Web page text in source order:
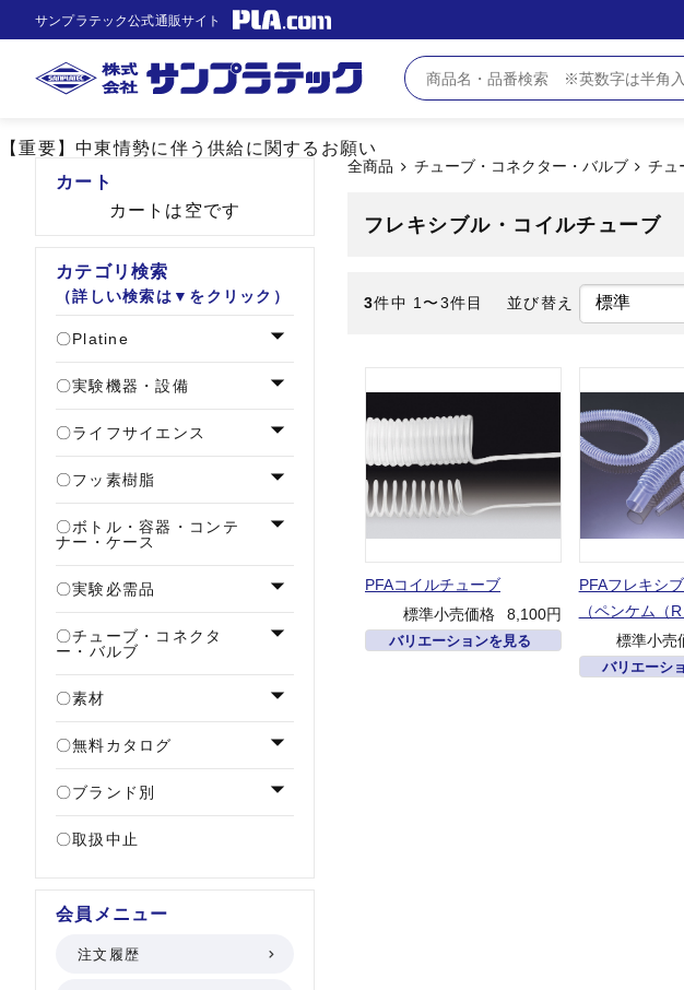
【重要】中東情勢に伴う供給に関するお願い
サンプラテック公式通販サイト
全商品 チューブ・コネクター・バルブ チュ
フレキシブル・コイルチューブ
3件中 1〜3件目 並び替え
PFAコイルチューブ
標準小売価格
8,100円
バリエーションを見る
PFAフレキシ
（ペンケム（R
標準小売
バリエーシ
カート
カートは空です
カテゴリ検索
（詳しい検索は▼をクリック）
Platine
実験機器・設備
ライフサイエンス
フッ素樹脂
ボトル・容器・コンテ
ナー・ケース
実験必需品
チューブ・コネクタ
ー・バルブ
素材
無料カタログ
ブランド別
取扱中止
会員メニュー
注文履歴